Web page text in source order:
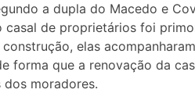
a dupla do Macedo e
casal de proprietários foi
elas
forma que a renovação da
dos moradores.